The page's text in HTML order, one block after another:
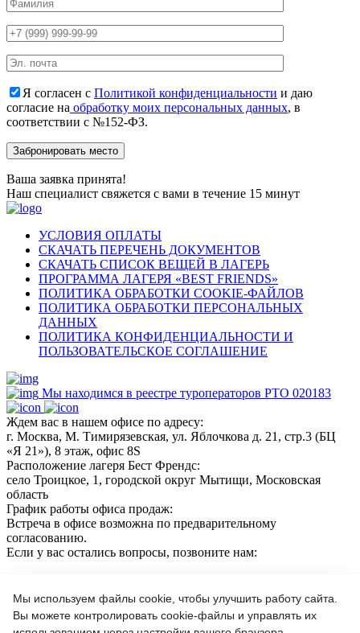
Я согласен с Политикой конфиденциальности и даю
согласие на обработку моих персональных данных, в
соответствии с №152-ФЗ.
Ваша заявка принята!
Наш специалист свяжется с вами в течение 15 минут
УСЛОВИЯ ОПЛАТЫ
СКАЧАТЬ ПЕРЕЧЕНЬ ДОКУМЕНТОВ
СКАЧАТЬ СПИСОК ВЕЩЕЙ В ЛАГЕРЬ
ПРОГРАММА ЛАГЕРЯ «BEST FRIENDS»
ПОЛИТИКА ОБРАБОТКИ COOKIE-ФАЙЛОВ
ПОЛИТИКА ОБРАБОТКИ ПЕРСОНАЛЬНЫХ
ДАННЫХ
ПОЛИТИКА КОНФИДЕНЦИАЛЬНОСТИ И
ПОЛЬЗОВАТЕЛЬСКОЕ СОГЛАШЕНИЕ
Мы находимся в реестре туроператоров РТО 020183
Ждем вас в нашем офисе по адресу:
г. Москва, М. Тимирязевская, ул. Яблочкова д. 21, стр.3 (БЦ
«Я 21»), 8 этаж, офис 8S
Расположение лагеря Бест Френдс:
село Троицкое, 1, городской округ Мытищи, Московская
область
График работы офиса продаж:
Встреча в офисе возможна по предварительному
согласованию.
Если у вас остались вопросы, позвоните нам:
+7 (964) 618 21 17
Мы используем файлы cookie, чтобы улучшить работу сайта.
Вы можете контролировать cookie-файлы и управлять их